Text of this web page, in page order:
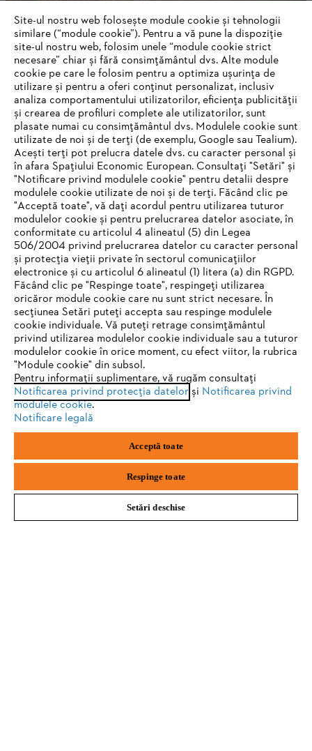
Echipamente de protecție
FII LA CURENT CU NEWSLETTER-UL
STIHL
Adresă de e-mail
Abonează-te
#STIHL
STIHL Romania
Informaţii Utile
IHR BROWSER WIRD NICHT
UNTERSTÜTZT
Sie nutzen einen Browser, den wir noch nicht unterstützen. Für
eine optimale Nutzung unserer Seite empfehlen wir Ihnen, zu
einem der folgenden Browser zu wechseln:
Firefox Chrome
Site-ul nostru web folosește module cookie și tehnologii
similare (“module cookie”). Pentru a vă pune la dispoziție
site-ul nostru web, folosim unele “module cookie strict
necesare” chiar și fără consimțământul dvs. Alte module
cookie pe care le folosim pentru a optimiza ușurința de
utilizare și pentru a oferi conținut personalizat, inclusiv
analiza comportamentului utilizatorilor, eficiența publicității
și crearea de profiluri complete ale utilizatorilor, sunt
plasate numai cu consimțământul dvs. Modulele cookie sunt
utilizate de noi și de terți (de exemplu, Google sau Tealium).
Acești terți pot prelucra datele dvs. cu caracter personal și
în afara Spațiului Economic European. Consultați "Setări" și
"Notificare privind modulele cookie" pentru detalii despre
modulele cookie utilizate de noi și de terți. Făcând clic pe
"Acceptă toate", vă dați acordul pentru utilizarea tuturor
modulelor cookie și pentru prelucrarea datelor asociate, în
conformitate cu articolul 4 alineatul (5) din Legea
506/2004 privind prelucrarea datelor cu caracter personal
și protecția vieții private în sectorul comunicațiilor
electronice și cu articolul 6 alineatul (1) litera (a) din RGPD.
Făcând clic pe "Respinge toate", respingeți utilizarea
oricăror module cookie care nu sunt strict necesare. În
secțiunea Setări puteți accepta sau respinge modulele
cookie individuale. Vă puteți retrage consimțământul
privind utilizarea modulelor cookie individuale sau a tuturor
modulelor cookie în orice moment, cu efect viitor, la rubrica
"Module cookie" din subsol.
Pentru informații suplimentare, vă rugăm consultați
Notificarea privind protecția datelorși Notificarea privind
modulele cookie.
Notificare legală
Acceptă toate
Respinge toate
Setări deschise